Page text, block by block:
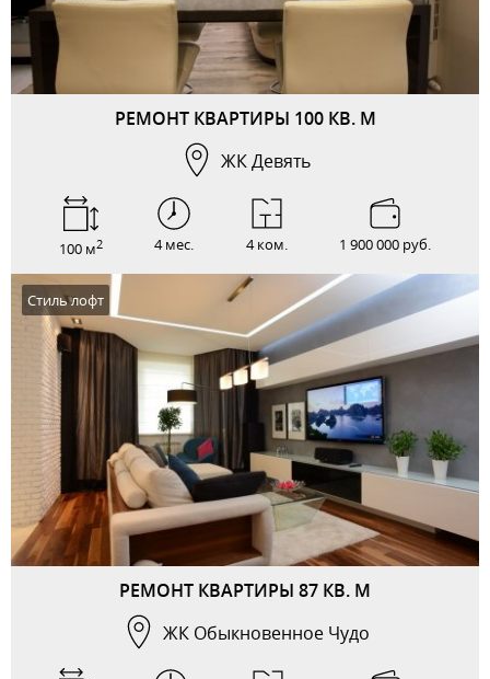
РЕМОНТ КВАРТИРЫ 100 КВ. М
ЖК Девять
100 м2 4 мес. 4 ком. 1 900 000 руб.
РЕМОНТ КВАРТИРЫ 87 КВ. М
ЖК Обыкновенное Чудо
Стиль лофт